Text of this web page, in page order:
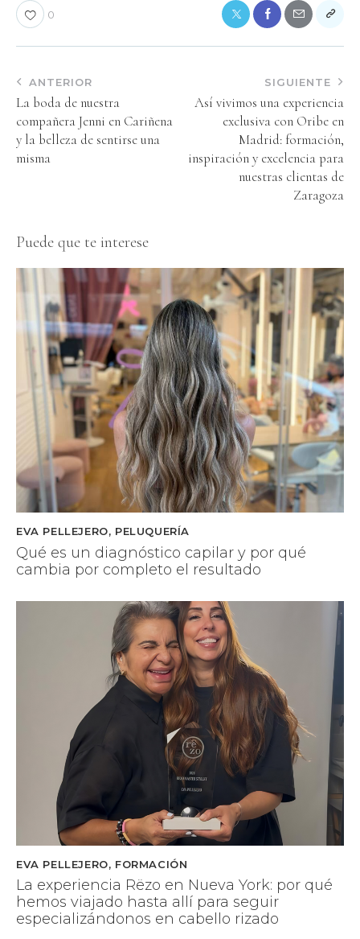
0
ANTERIOR
La boda de nuestra
compañera Jenni en Cariñena
y la belleza de sentirse una
misma
SIGUIENTE
Así vivimos una experiencia
exclusiva con Oribe en
Madrid: formación,
inspiración y excelencia para
nuestras clientas de
Zaragoza
Puede que te interese
EVA PELLEJERO, PELUQUERÍA
Qué es un diagnóstico capilar y por qué
cambia por completo el resultado
EVA PELLEJERO, FORMACIÓN
La experiencia Rëzo en Nueva York: por qué
hemos viajado hasta allí para seguir
especializándonos en cabello rizado